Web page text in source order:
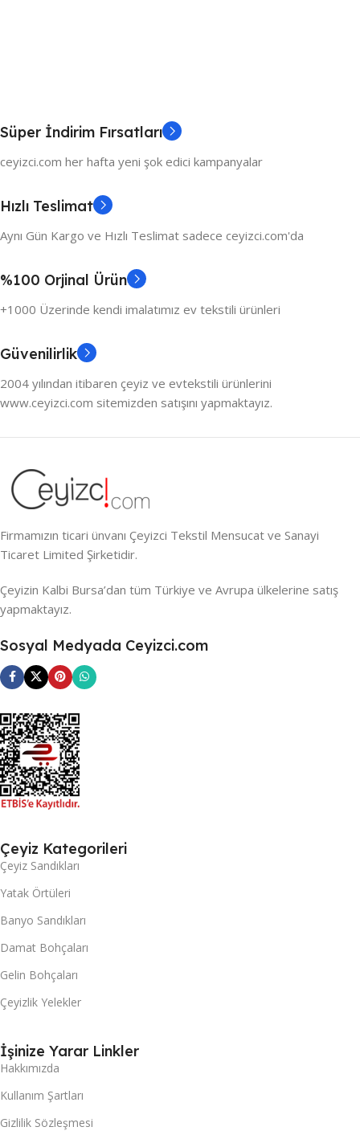
Süper İndirim Fırsatları
ceyizci.com her hafta yeni şok edici kampanyalar
Hızlı Teslimat
Aynı Gün Kargo ve Hızlı Teslimat sadece ceyizci.com'da
%100 Orjinal Ürün
+1000 Üzerinde kendi imalatımız ev tekstili ürünleri
Güvenilirlik
2004 yılından itibaren çeyiz ve evtekstili ürünlerini
www.ceyizci.com sitemizden satışını yapmaktayız.
Firmamızın ticari ünvanı Çeyizci Tekstil Mensucat ve Sanayi
Ticaret Limited Şirketidir.
Çeyizin Kalbi Bursa’dan tüm Türkiye ve Avrupa ülkelerine satış
yapmaktayız.
Sosyal Medyada Ceyizci.com
Çeyiz Kategorileri
Çeyiz Sandıkları
Yatak Örtüleri
Banyo Sandıkları
Damat Bohçaları
Gelin Bohçaları
Çeyizlik Yelekler
İşinize Yarar Linkler
Hakkımızda
Kullanım Şartları
Gizlilik Sözleşmesi